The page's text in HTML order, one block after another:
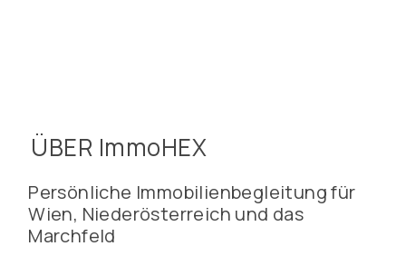
ÜBER ImmoHEX
Persönliche Immobilienbegleitung für
Wien, Niederösterreich und das
Marchfeld